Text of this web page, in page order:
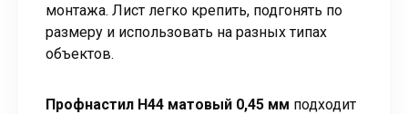
монтажа. Лист легко крепить, подгонять по
размеру и использовать на разных типах
объектов.
Профнастил Н44 матовый 0,45 мм подходит